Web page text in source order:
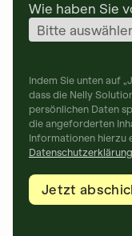
Wie haben Sie
Indem Sie unten auf
dass die Nelly
persönlichen Daten
die angeforderten
Informationen hierzu
Datenschutzerklärung